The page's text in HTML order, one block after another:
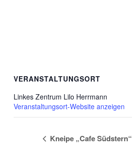
VERANSTALTUNGSORT
Linkes Zentrum Lilo Herrmann
Veranstaltungsort-Website anzeigen
Kneipe „Cafe Südstern“